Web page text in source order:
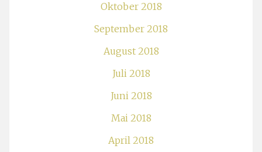
Oktober 2018
September 2018
August 2018
Juli 2018
Juni 2018
Mai 2018
April 2018